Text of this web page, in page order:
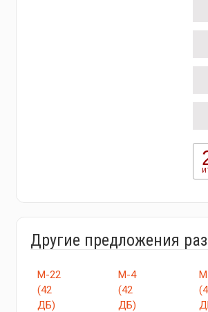
Другие предложения
М-22
(42
ДБ)
М-4
(42
ДБ)